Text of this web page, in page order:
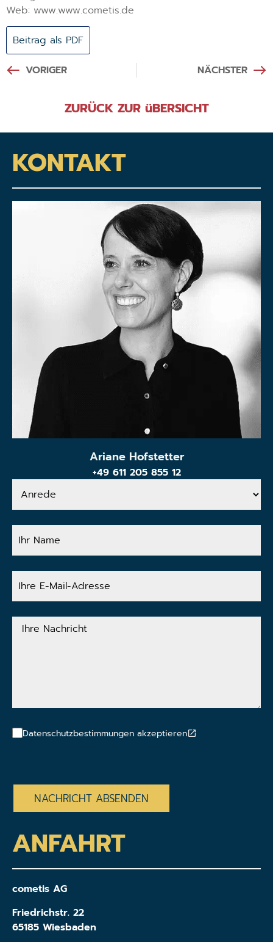
Web: www.www.cometis.de
Beitrag als PDF
VORIGER NÄCHSTER
ZURÜCK ZUR üBERSICHT
KONTAKT
Ariane Hofstetter
+49 611 205 855 12
Anrede
Ihr
Name
Ihre
E-
Adresse
Ihre
Nachricht
Datenschutzbestimmungen akzeptieren
ANFAHRT
cometis AG
Friedrichstr. 22
65185 Wiesbaden